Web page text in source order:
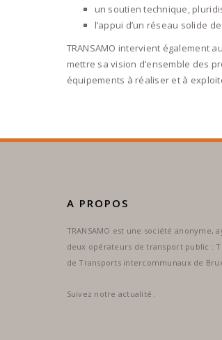
un soutien technique,
l’appui d’un réseau solide
TRANSAMO intervient également
mettre sa vision d’ensemble des
équipements à réaliser et à
A PROPOS
TRANSAMO est une société anonyme,
deux opérateurs de transport public :
de Transports intercommunaux de
Suivez notre actualité :